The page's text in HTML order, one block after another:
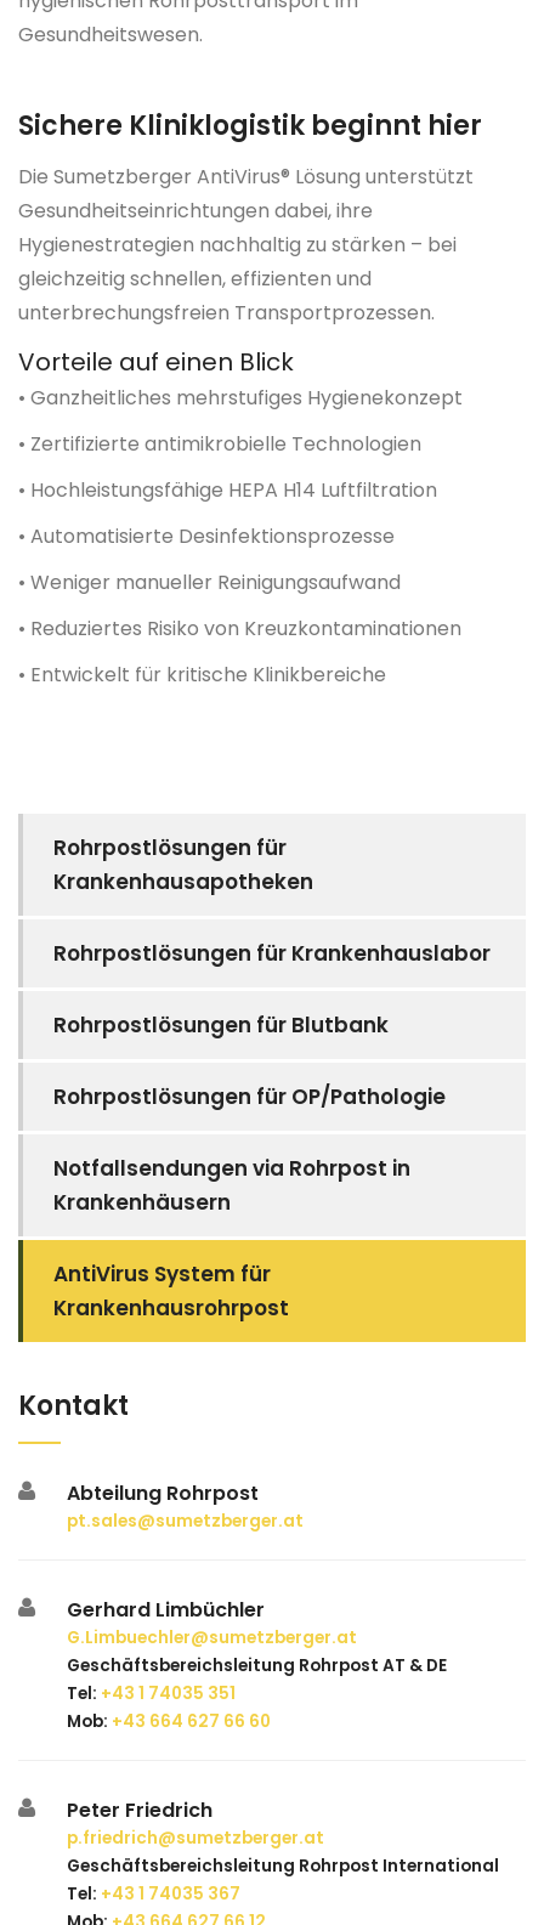
Gesundheitswesen.
Sichere Kliniklogistik beginnt hier
Die Sumetzberger AntiVirus® Lösung unterstützt
Gesundheitseinrichtungen dabei, ihre
Hygienestrategien nachhaltig zu stärken – bei
gleichzeitig schnellen, effizienten und
unterbrechungsfreien Transportprozessen.
Vorteile auf einen Blick
• Ganzheitliches mehrstufiges Hygienekonzept
• Zertifizierte antimikrobielle Technologien
• Hochleistungsfähige HEPA H14 Luftfiltration
• Automatisierte Desinfektionsprozesse
• Weniger manueller Reinigungsaufwand
• Reduziertes Risiko von Kreuzkontaminationen
• Entwickelt für kritische Klinikbereiche
Rohrpostlösungen für
Krankenhausapotheken
Rohrpostlösungen für Krankenhauslabor
Rohrpostlösungen für Blutbank
Rohrpostlösungen für OP/Pathologie
Notfallsendungen via Rohrpost in
Krankenhäusern
AntiVirus System für
Krankenhausrohrpost
Kontakt
Abteilung Rohrpost
pt.sales@sumetzberger.at
Gerhard Limbüchler
G.Limbuechler@sumetzberger.at
Geschäftsbereichsleitung Rohrpost AT & DE
Tel: +43 1 74035 351
Mob: +43 664 627 66 60
Peter Friedrich
p.friedrich@sumetzberger.at
Geschäftsbereichsleitung Rohrpost International
Tel: +43 1 74035 367